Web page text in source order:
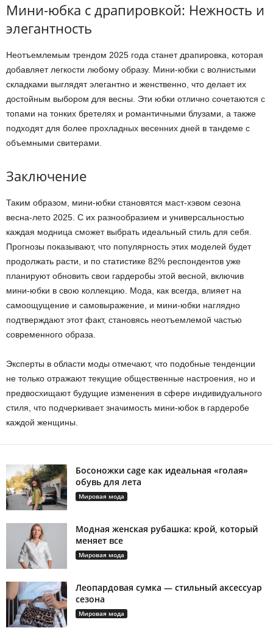
Мини-юбка с драпировкой: Нежность и
элегантность
Неотъемлемым трендом 2025 года станет драпировка, которая
добавляет легкости любому образу. Мини-юбки с волнистыми
складками выглядят элегантно и женственно, что делает их
достойным выбором для весны. Эти юбки отлично сочетаются с
топами на тонких бретелях и романтичными блузами, а также
подходят для более прохладных весенних дней в тандеме с
объемными свитерами.
Заключение
Таким образом, мини-юбки становятся маст-хэвом сезона
весна-лето 2025. С их разнообразием и универсальностью
каждая модница сможет выбрать идеальный стиль для себя.
Прогнозы показывают, что популярность этих моделей будет
продолжать расти, и по статистике 82% респондентов уже
планируют обновить свои гардеробы этой весной, включив
мини-юбки в свою коллекцию. Мода, как всегда, влияет на
самоощущение и самовыражение, и мини-юбки наглядно
подтверждают этот факт, становясь неотъемлемой частью
современного образа.
Эксперты в области моды отмечают, что подобные тенденции
не только отражают текущие общественные настроения, но и
предвосхищают будущие изменения в сфере индивидуального
стиля, что подчеркивает значимость мини-юбок в гардеробе
каждой женщины.
Босоножки cage как идеальная «голая»
обувь для лета
Мировая мода
Модная женская рубашка: крой, который
меняет все
Мировая мода
Леопардовая сумка — стильный аксессуар
сезона
Мировая мода